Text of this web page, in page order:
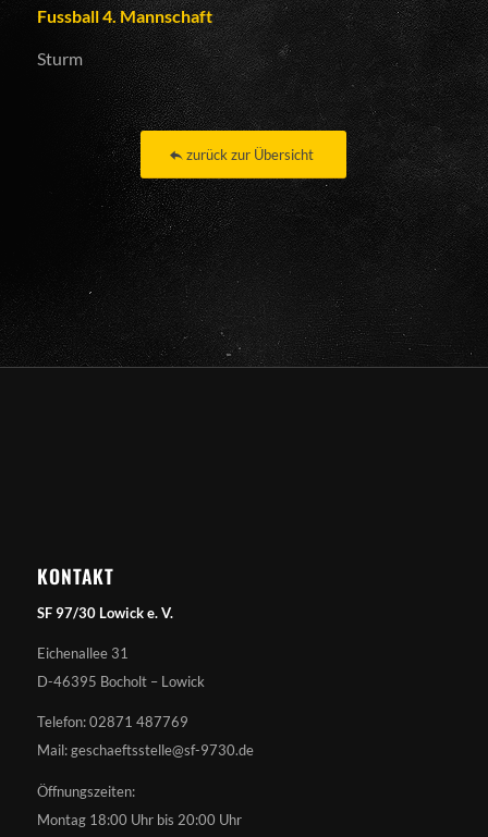
Fussball 4. Mannschaft
Sturm
zurück zur Übersicht
KONTAKT
SF 97/30 Lowick e. V.
Eichenallee 31
D-46395 Bocholt – Lowick
Telefon: 02871 487769
Mail: geschaeftsstelle@sf-9730.de
Öffnungszeiten:
Montag 18:00 Uhr bis 20:00 Uhr